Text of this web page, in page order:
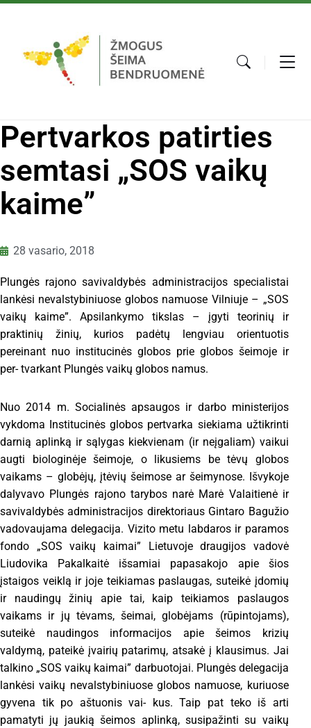
Pertvarkos patirties
semtasi „SOS vaikų
kaime”
28 vasario, 2018
Plungės rajonosavivaldybės administracijos specialistai
lankėsi nevalstybiniuose globos namuose Vilniuje – „SOS
vaikų kaime”. Apsilankymo tikslas – įgyti teorinių ir
praktinių žinių, kurios padėtų lengviau orientuotis
pereinant nuo institucinės globos prie globos šeimoje ir
per-tvarkant Plungės vaikų globos namus.
Nuo2014 m. Socialinėsapsaugos ir darbo ministerijos
vykdoma Institucinėsglobos pertvarka siekiama užtikrinti
darniąaplinką irsąlygas kiekvienam (ir neįgaliam) vaikui
augti biologinėješeimoje, o likusiems betėvų globos
vaikams – globėjų, įtėvių šeimose ar šeimynose. Išvykoje
dalyvavo Plungės rajono tarybos narė Marė Valaitienė ir
savivaldybėsadministracijos direktoriaus Gintaro Bagužio
vadovaujamadelegacija. Vizito metu labdaros ir paramos
fondo „SOSvaikų kaimai” Lietuvojedraugijos vadovė
Liudovika Pakalkaitė išsamiai papasakojo apie šios
įstaigos veiklą ir joje teikiamas paslaugas,suteikė įdomių
ir naudingųžiniųapie tai, kaipteikiamos paslaugos
vaikams ir jų tėvams,šeimai,globėjams (rūpintojams),
suteikė naudingos informacijos apiešeimos krizių
valdymą, pateikė įvairių patarimų,atsakė į klausimus. Jai
talkino „SOSvaikų kaimai” darbuotojai. Plungės delegacija
lankėsivaikų nevalstybiniuoseglobos namuose, kuriuose
gyvena tik po aštuonisvai- kus.Taip pat teko iš arti
pamatyti jų jaukiąšeimos aplinką,susipažintisu vaikų